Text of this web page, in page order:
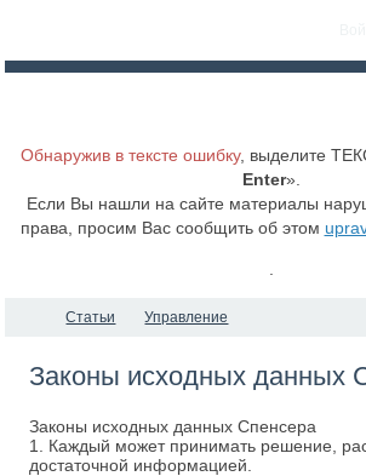
Обнаружив в тексте ошибку, выделите
Enter».
Если Вы нашли на сайте материалы
права, просим Вас сообщить об этом
Статьи Управление
Законы исходных данных
Законы исходных данных Спенсера
1. Каждый может принимать решение,
достаточной информацией.